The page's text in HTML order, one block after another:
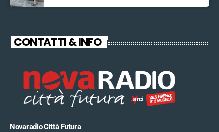
CONTATTI & INFO
Novaradio Città Futura